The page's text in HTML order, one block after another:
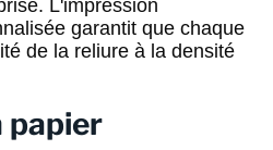
L'impression
garantit que chaque
de la reliure à la densité
papier